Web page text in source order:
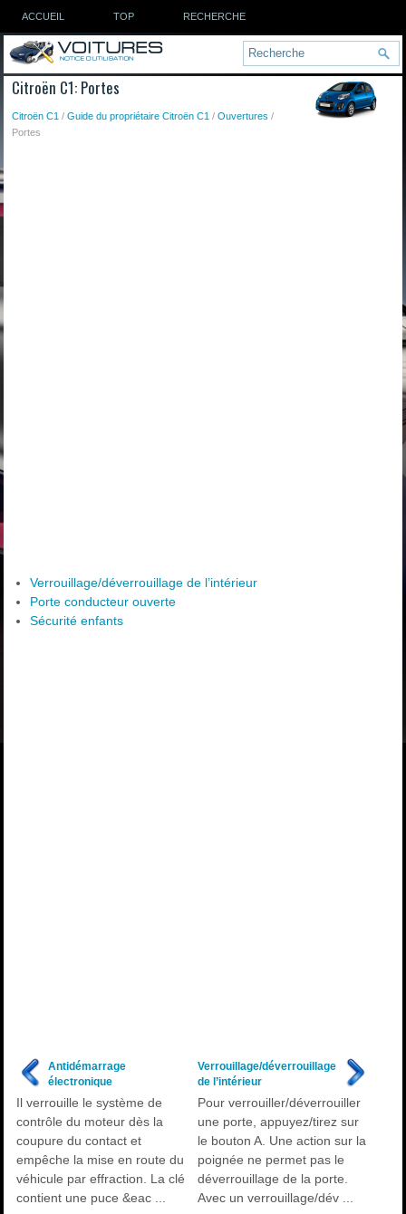
ACCUEIL TOP RECHERCHE
Citroën C1: Portes
Citroën C1 /Guide du propriétaire Citroën C1 /Ouvertures /
Portes
Verrouillage/déverrouillage de l’intérieur
Porte conducteur ouverte
Sécurité enfants
Antidémarrage
électronique
Il verrouille le système de
contrôle du moteur dès la
coupure du contact et
empêche la mise en route du
véhicule par effraction. La clé
contient une puce &eac ...
Verrouillage/déverrouillage
de l’intérieur
Pour verrouiller/déverrouiller
une porte, appuyez/tirez sur
le bouton A. Une action sur la
poignée ne permet pas le
déverrouillage de la porte.
Avec un verrouillage/dév ...